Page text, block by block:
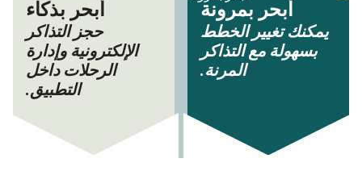
أبحر بمرونة
يمكنك تغيير الخطط
بسهولة مع التذاكر
المرنة.
أبحر بذكاء
حجز التذاكر
الإلكترونية وإدارة
الرحلات داخل
التطبيق.